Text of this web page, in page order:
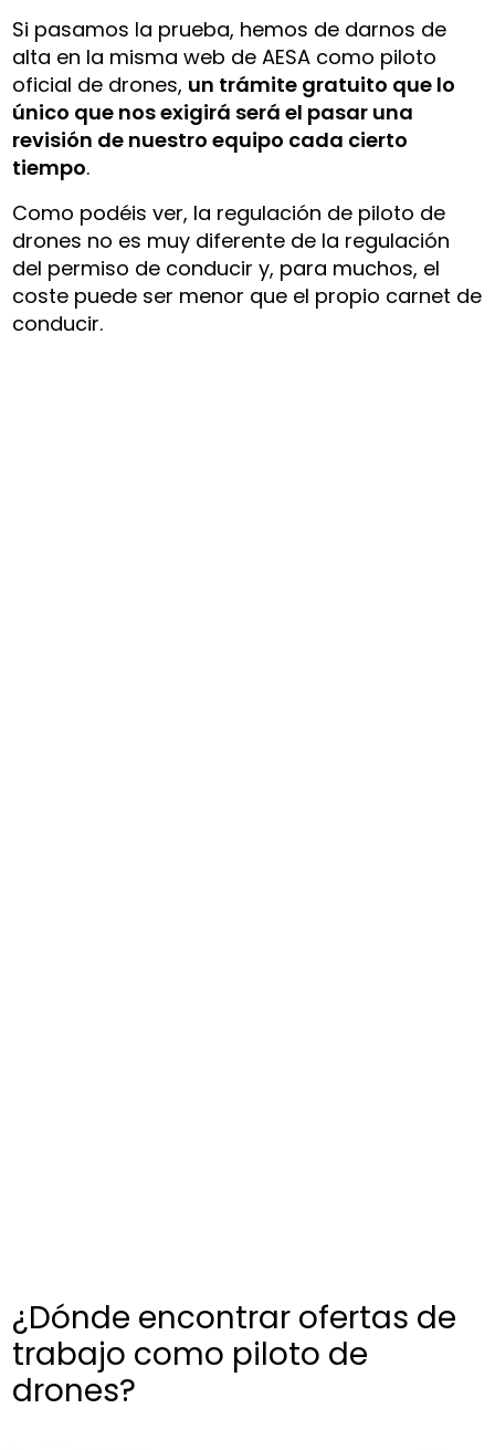
Si pasamos la prueba, hemos de darnos de
alta en la misma web de AESA como piloto
oficial de drones, un trámite gratuito que lo
único que nos exigirá será el pasar una
revisión de nuestro equipo cada cierto
tiempo.
Como podéis ver, la regulación de piloto de
drones no es muy diferente de la regulación
del permiso de conducir y, para muchos, el
coste puede ser menor que el propio carnet de
conducir.
¿Dónde encontrar ofertas de
trabajo como piloto de
drones?